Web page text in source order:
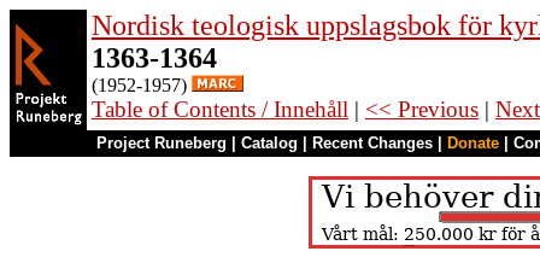
Nordisk teologisk uppslagsbok för
1363-1364
(1952-1957)
Table of Contents / Innehåll | << Previous |
Project Runeberg Catalog Recent Changes Donate